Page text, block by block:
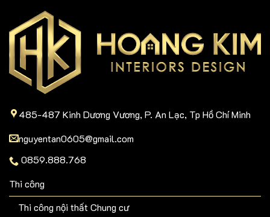
485-487 Kinh Dương Vương, P. An Lạc, Tp Hồ Chí Minh
nguyentan0605@gmail.com
0859.888.768
Thi công
Thi công nội thất Chung cư